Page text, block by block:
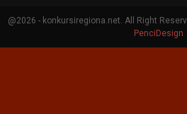
@2026 - konkursiregiona.net. All Right
PenciDesign